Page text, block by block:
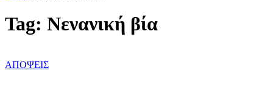
Tag: Νενανική βία
ΑΠΟΨΕΙΣ